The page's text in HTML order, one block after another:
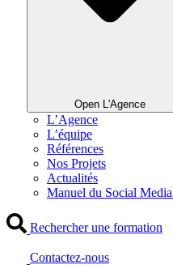
Open L'Agence
L’Agence
L’équipe
Références
Nos Projets
Actualités
Manuel du Social
Rechercher une formation
Contactez-nous